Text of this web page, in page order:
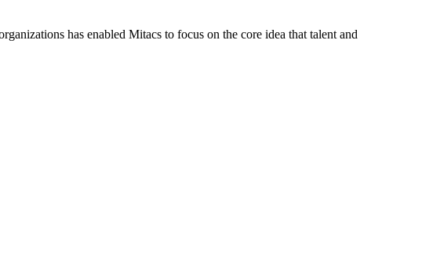
has enabled Mitacs to focus on the core idea that talent and